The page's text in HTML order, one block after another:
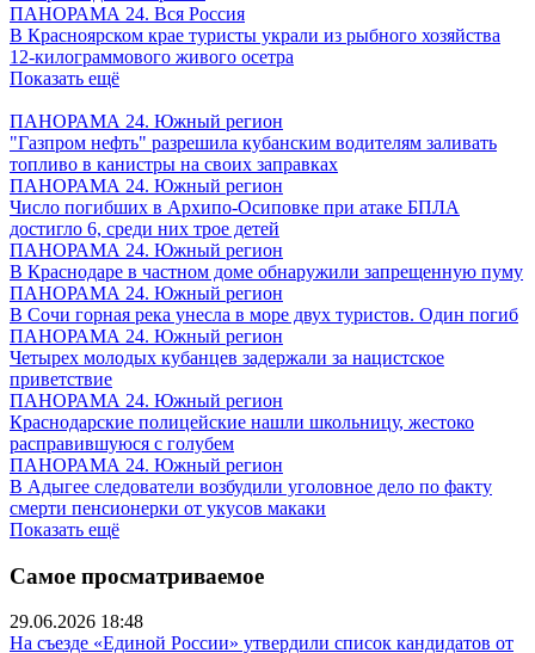
ПАНОРАМА 24. Вся Россия
В Красноярском крае туристы украли из рыбного хозяйства
12-килограммового живого осетра
Показать ещё
ПАНОРАМА 24. Южный регион
"Газпром нефть" разрешила кубанским водителям заливать
топливо в канистры на своих заправках
ПАНОРАМА 24. Южный регион
Число погибших в Архипо-Осиповке при атаке БПЛА
достигло 6, среди них трое детей
ПАНОРАМА 24. Южный регион
В Краснодаре в частном доме обнаружили запрещенную пуму
ПАНОРАМА 24. Южный регион
В Сочи горная река унесла в море двух туристов. Один погиб
ПАНОРАМА 24. Южный регион
Четырех молодых кубанцев задержали за нацистское
приветствие
ПАНОРАМА 24. Южный регион
Краснодарские полицейские нашли школьницу, жестоко
расправившуюся с голубем
ПАНОРАМА 24. Южный регион
В Адыгее следователи возбудили уголовное дело по факту
смерти пенсионерки от укусов макаки
Показать ещё
Самое просматриваемое
29.06.2026 18:48
На съезде «Единой России» утвердили список кандидатов от